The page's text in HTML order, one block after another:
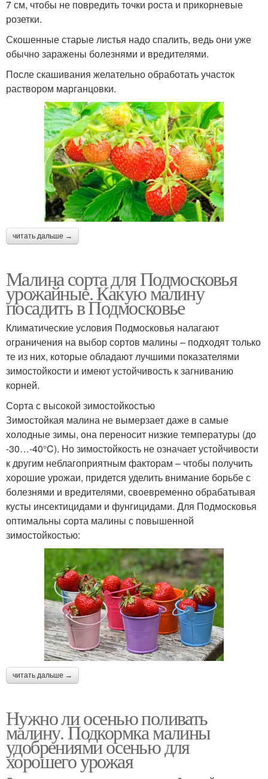
7 см, чтобы не повредить точки роста и прикорневые
розетки.
Скошенные старые листья надо спалить, ведь они уже
обычно заражены болезнями и вредителями.
После скашивания желательно обработать участок
раствором марганцовки.
читать дальше →
Малина сорта для Подмосковья
урожайные. Какую малину
посадить в Подмосковье
Климатические условия Подмосковья налагают
ограничения на выбор сортов малины – подходят только
те из них, которые обладают лучшими показателями
зимостойкости и имеют устойчивость к загниванию
корней.
Сорта с высокой зимостойкостью
Зимостойкая малина не вымерзает даже в самые
холодные зимы, она переносит низкие температуры (до
-30…-40°C). Но зимостойкость не означает устойчивости
к другим неблагоприятным факторам – чтобы получить
хорошие урожаи, придется уделить внимание борьбе с
болезнями и вредителями, своевременно обрабатывая
кусты инсектицидами и фунгицидами. Для Подмосковья
оптимальны сорта малины с повышенной
зимостойкостью:
читать дальше →
Нужно ли осенью поливать
малину. Подкормка малины
удобрениями осенью для
хорошего урожая